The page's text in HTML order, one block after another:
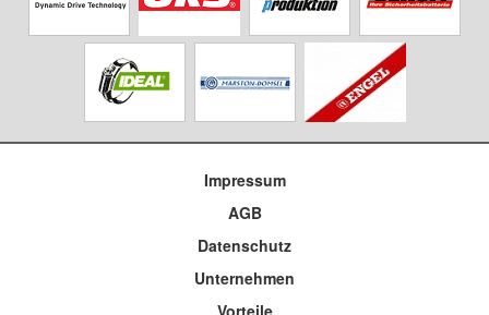
Impressum
AGB
Datenschutz
Unternehmen
Vorteile